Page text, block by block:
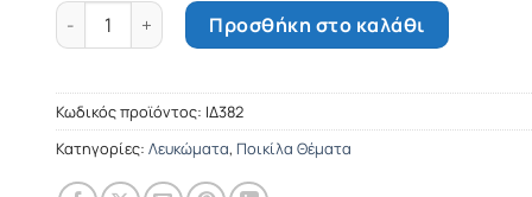
Στα άδυτα οκτώ ιερών του ελληνισμού ποσότητα
Προσθήκη στο καλάθι
Κωδικός προϊόντος: ΙΔ382
Κατηγορίες:Λευκώματα, Ποικίλα Θέματα